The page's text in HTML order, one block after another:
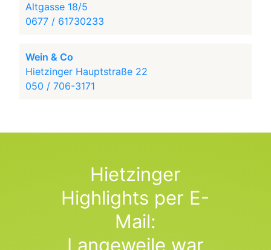
Altgasse 18/5
0677 / 61730233
Wein & Co
Hietzinger Hauptstraße 22
050 / 706-3171
Hietzinger
Highlights per E-
Mail:
Langeweile war